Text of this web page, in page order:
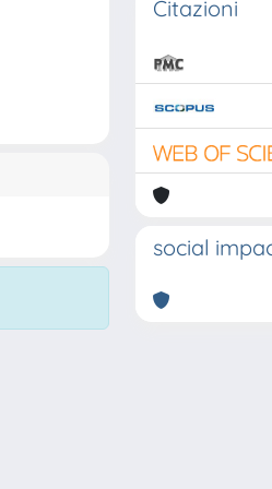
Citazioni
social